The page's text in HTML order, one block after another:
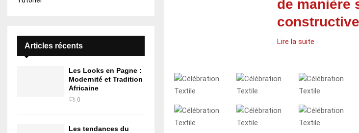
de manière
constructive
Lire la suite
Articles récents
Les Looks en Pagne :
Modernité et Tradition
Africaine
0
Les tendances du